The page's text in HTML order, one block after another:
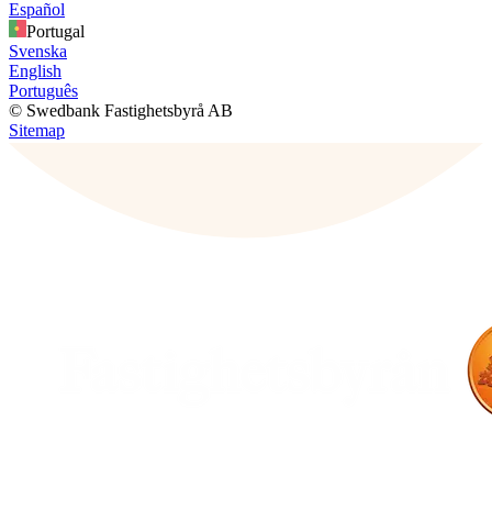
Español
Portugal
Svenska
English
Português
© Swedbank Fastighetsbyrå AB
Sitemap